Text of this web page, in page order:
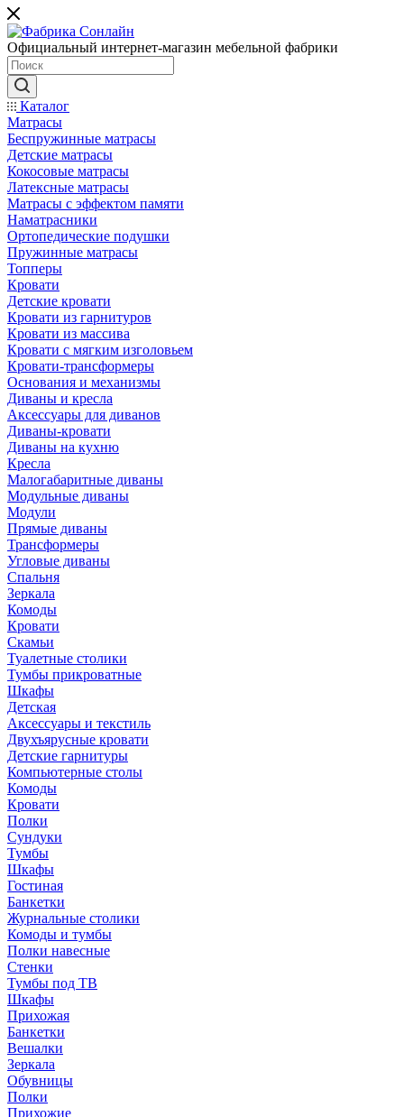
Официальный интернет-магазин мебельной фабрики
Каталог
Матрасы
Беспружинные матрасы
Детские матрасы
Кокосовые матрасы
Латексные матрасы
Матрасы с эффектом памяти
Наматрасники
Ортопедические подушки
Пружинные матрасы
Топперы
Кровати
Детские кровати
Кровати из гарнитуров
Кровати из массива
Кровати с мягким изголовьем
Кровати-трансформеры
Основания и механизмы
Диваны и кресла
Аксессуары для диванов
Диваны-кровати
Диваны на кухню
Кресла
Малогабаритные диваны
Модульные диваны
Модули
Прямые диваны
Трансформеры
Угловые диваны
Спальня
Зеркала
Комоды
Кровати
Скамьи
Туалетные столики
Тумбы прикроватные
Шкафы
Детская
Аксессуары и текстиль
Двухъярусные кровати
Детские гарнитуры
Компьютерные столы
Комоды
Кровати
Полки
Сундуки
Тумбы
Шкафы
Гостиная
Банкетки
Журнальные столики
Комоды и тумбы
Полки навесные
Стенки
Тумбы под ТВ
Шкафы
Прихожая
Банкетки
Вешалки
Зеркала
Обувницы
Полки
Прихожие